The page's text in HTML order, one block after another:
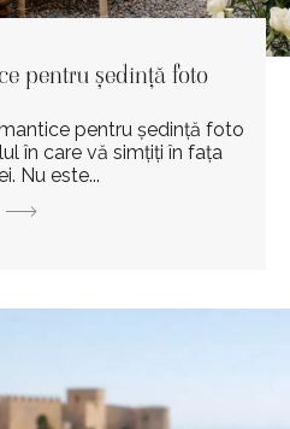
pentru ședință foto
pentru ședință foto
în care vă simțiți în fața
Nu este...